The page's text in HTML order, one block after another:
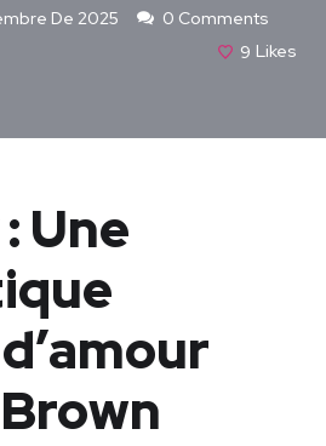
De 2025
0 Comments
9 Likes
Une